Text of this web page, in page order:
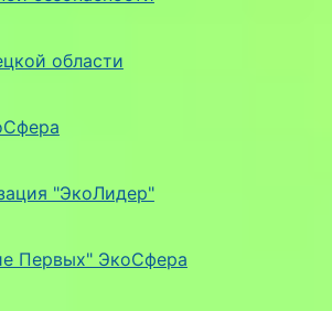
области
"ЭкоЛидер"
Первых" ЭкоСфера